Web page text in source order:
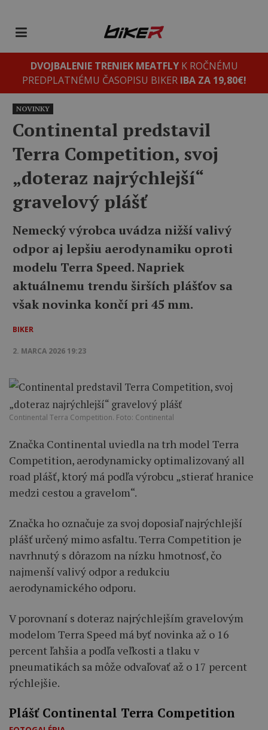
DVOJBALENIE TRENIEK MEATFLYK ROČNÉMU
PREDPLATNÉMU ČASOPISU BIKER IBA ZA 19,80€!
NOVINKY
Continental predstavil
Terra Competition, svoj
„doteraz najrýchlejší“
gravelový plášť
Nemecký výrobca uvádza nižší valivý
odpor aj lepšiu aerodynamiku oproti
modelu Terra Speed. Napriek
aktuálnemu trendu širších plášťov sa
však novinka končí pri 45 mm.
BIKER
2. MARCA 2026 19:23
Continental Terra Competition. Foto: Continental
Značka Continental uviedla na trh model Terra
Competition, aerodynamicky optimalizovaný all
road plášť, ktorý má podľa výrobcu „stierať hranice
medzi cestou a gravelom“.
Značka ho označuje za svoj doposiaľ najrýchlejší
plášť určený mimo asfaltu. Terra Competition je
navrhnutý s dôrazom na nízku hmotnosť, čo
najmenší valivý odpor a redukciu
aerodynamického odporu.
V porovnaní s doteraz najrýchlejším gravelovým
modelom Terra Speed má byť novinka až o 16
percent ľahšia a podľa veľkosti a tlaku v
pneumatikách sa môže odvaľovať až o 17 percent
rýchlejšie.
Plášť Continental Terra Competition